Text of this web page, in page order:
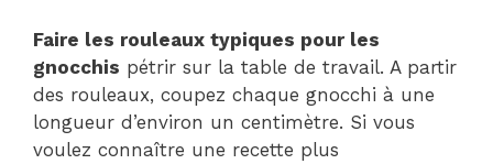
Faire les rouleaux typiques pour les
gnocchis pétrir sur la table de travail. A partir
des rouleaux, coupez chaque gnocchi à une
longueur d’environ un centimètre. Si vous
voulez connaître une recette plus